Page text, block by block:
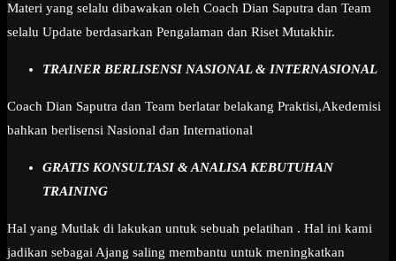
Materi yang selalu dibawakan oleh Coach Dian Saputra dan Team
selalu Update berdasarkan Pengalaman dan Riset Mutakhir.
TRAINER BERLISENSI NASIONAL & INTERNASIONAL
Coach Dian Saputra dan Team berlatar belakang Praktisi,Akedemisi
bahkan berlisensi Nasional dan International
GRATIS KONSULTASI & ANALISA KEBUTUHAN
TRAINING
Hal yang Mutlak di lakukan untuk sebuah pelatihan . Hal ini kami
jadikan sebagai Ajang saling membantu untuk meningkatkan